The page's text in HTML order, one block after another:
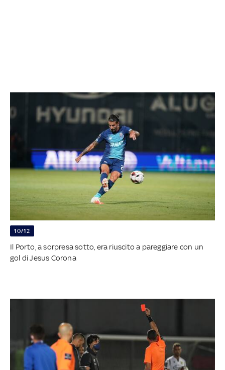
10/12
Il Porto, a sorpresa sotto, era riuscito a pareggiare con un
gol di Jesus Corona